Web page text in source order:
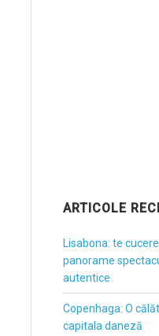
ARTICOLE
Lisabona: te
panorame
autentice
Copenhaga: O
capitala daneză